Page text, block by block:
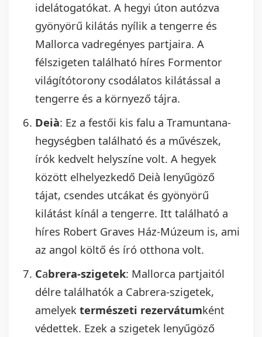
idelátogatókat. A hegyi úton autózva
gyönyörű kilátás nyílik a tengerre és
Mallorca vadregényes partjaira. A
félszigeten található híres Formentor
világítótorony csodálatos kilátással a
tengerre és a környező tájra.
Deià: Ez a festői kis falu a Tramuntana-
hegységben található és a művészek,
írók kedvelt helyszíne volt. A hegyek
között elhelyezkedő Deià lenyűgöző
tájat, csendes utcákat és gyönyörű
kilátást kínál a tengerre. Itt található a
híres Robert Graves Ház-Múzeum is, ami
az angol költő és író otthona volt.
Cabrera-szigetek: Mallorca partjaitól
délre találhatók a Cabrera-szigetek,
amelyek természeti rezervátumként
védettek. Ezek a szigetek lenyűgöző